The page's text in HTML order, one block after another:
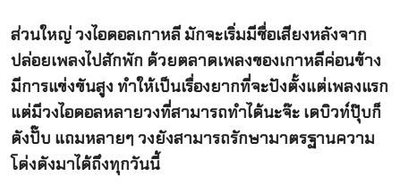
ส่วนใหญ่ วงไอดอลเกาหลี มักจะเริ่มมีชื่อเสียงหลังจาก
ปล่อยเพลงไปสักพัก ด้วยตลาดเพลงของเกาหลีค่อนข้าง
มีการแข่งขันสูง ทำให้เป็นเรื่องยากที่จะปังตั้งแต่เพลงแรก
แต่มีวงไอดอลหลายวงที่สามารถทำได้นะจ๊ะ เดบิวท์ปุ๊บก็
ดังปั๊บ แถมหลายๆ วงยังสามารถรักษามาตรฐานความ
โด่งดังมาได้ถึงทุกวันนี้